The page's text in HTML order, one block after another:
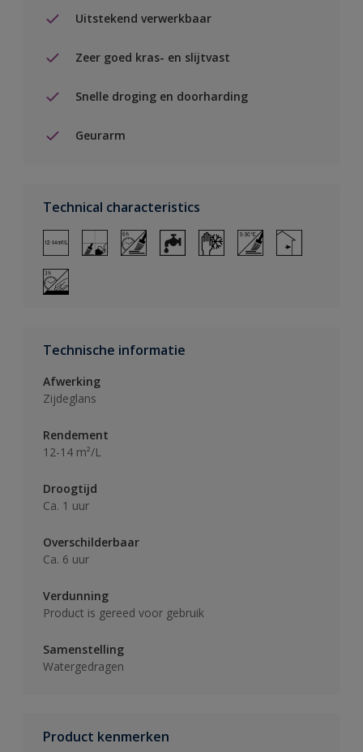
Uitstekend verwerkbaar
Zeer goed kras- en slijtvast
Snelle droging en doorharding
Geurarm
Technical characteristics
Technische informatie
Afwerking
Zijdeglans
Rendement
12-14 m²/L
Droogtijd
Ca. 1 uur
Overschilderbaar
Ca. 6 uur
Verdunning
Product is gereed voor gebruik
Samenstelling
Watergedragen
Product kenmerken